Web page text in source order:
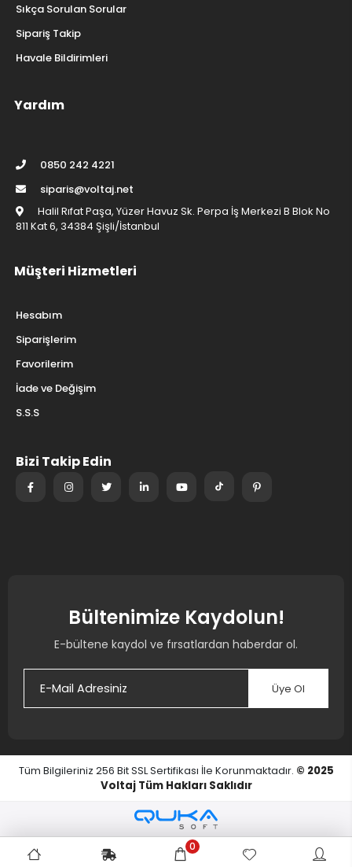
Sıkça Sorulan Sorular
Sipariş Takip
Havale Bildirimleri
Yardım
0850 242 4221
siparis@voltaj.net
Halil Rıfat Paşa, Yüzer Havuz Sk. Perpa İş Merkezi B Blok No
811 Kat 6, 34384 Şişli/İstanbul
Müşteri Hizmetleri
Hesabım
Siparişlerim
Favorilerim
İade ve Değişim
S.S.S
Bizi Takip Edin
Bültenimize Kaydolun!
E-bültene kaydol ve fırsatlardan haberdar ol.
Üye Ol
Tüm Bilgileriniz 256 Bit SSL Sertifikası İle Korunmaktadır. © 2025
Voltaj Tüm Hakları Saklıdır
0